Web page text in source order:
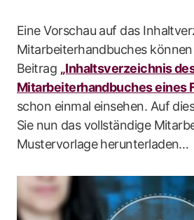
Eine Vorschau auf das
Mitarbeiterhandbuches können
Beitrag „Inhaltsverzeichnis
Mitarbeiterhandbuches eines
schon einmal einsehen. Auf
Sie nun das vollständige
Mustervorlage herunterladen…